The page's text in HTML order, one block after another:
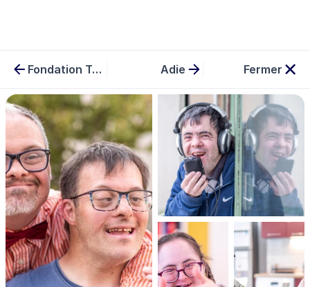
Fondation Terre Solidaire Adie Fermer